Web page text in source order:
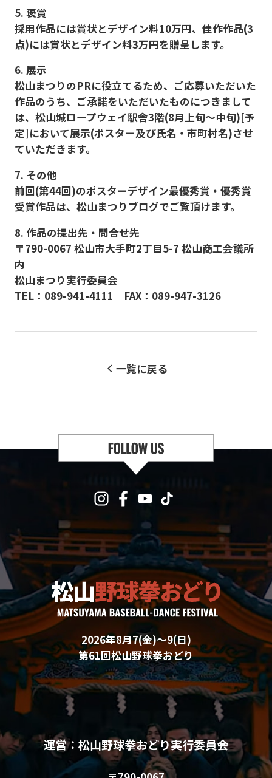
5. 褒賞
採用作品には賞状とデザイン料10万円、佳作作品(3
点)には賞状とデザイン料3万円を贈呈します。
6. 展示
松山まつりのPRに役立てるため、ご応募いただいた
作品のうち、ご承諾をいただいたものにつきまして
は、松山城ロープウェイ駅舎3階(8月上旬〜中旬)[予
定]において展示(ポスター及び氏名・市町村名)させ
ていただきます。
7. その他
前回(第44回)のポスターデザイン最優秀賞・優秀賞
受賞作品は、松山まつりブログでご覧頂けます。
8. 作品の提出先・問合せ先
〒790-0067 松山市大手町2丁目5-7 松山商工会議所
内
松山まつり実行委員会
TEL：089-941-4111 FAX：089-947-3126
一覧に戻る
2026年8月7(金)〜9(日)
第61回松山野球拳おどり
運営：松山野球拳おどり実行委員会